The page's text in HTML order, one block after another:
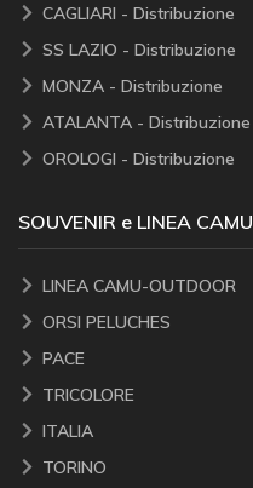
CAGLIARI - Distribuzione
SS LAZIO - Distribuzione
MONZA - Distribuzione
ATALANTA - Distribuzione
OROLOGI - Distribuzione
SOUVENIR e LINEA CAMU
LINEA CAMU-OUTDOOR
ORSI PELUCHES
PACE
TRICOLORE
ITALIA
TORINO